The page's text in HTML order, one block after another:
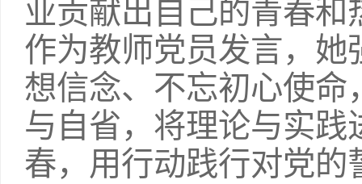
业贡献出自己的青春
作为教师党员发言，
想信念、不忘初心使
与自省，将理论与实
春，用行动践行对党的